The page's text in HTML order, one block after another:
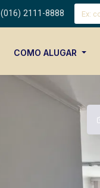
(016) 2111-8888
COMO ALUGAR